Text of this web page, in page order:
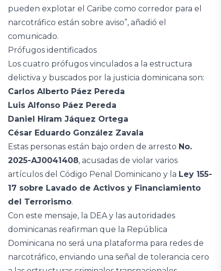
pueden explotar el Caribe como corredor para el
narcotráfico están sobre aviso”, añadió el
comunicado.
Prófugos identificados
Los cuatro prófugos vinculados a la estructura
delictiva y buscados por la justicia dominicana son:
Carlos Alberto Páez Pereda
Luis Alfonso Páez Pereda
Daniel Hiram Jáquez Ortega
César Eduardo González Zavala
Estas personas están bajo orden de arresto No.
2025-AJ0041408, acusadas de violar varios
artículos del Código Penal Dominicano y la Ley 155-
17 sobre Lavado de Activos y Financiamiento
del Terrorismo.
Con este mensaje, la DEA y las autoridades
dominicanas reafirman que la República
Dominicana no será una plataforma para redes de
narcotráfico, enviando una señal de tolerancia cero